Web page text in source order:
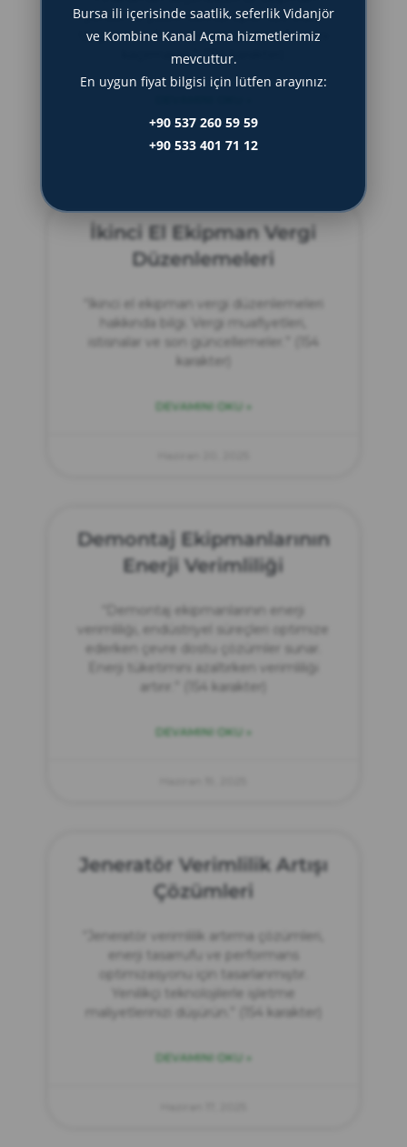
yenileme yatırımlarınızı optimize edin.
Uygun koşullarla işinizi büyütme fırsatını
kaçırmayın.” (154 karakter)
Haziran 20, 2025
İkinci El Ekipman Vergi
Düzenlemeleri
“İkinci el ekipman vergi düzenlemeleri
hakkında bilgi. Vergi muafiyetleri,
istisnalar ve son güncellemeler.” (154
karakter)
DEVAMINI OKU »
Demontaj Ekipmanlarının
Enerji Verimliliği
“Demontaj ekipmanlarının enerji
verimliliği, endüstriyel süreçleri optimize
ederken çevre dostu çözümler sunar.
Enerji tüketimini azaltırken verimliliği
artırır.” (154 karakter)
DEVAMINI OKU »
Jeneratör Verimlilik Artışı
Çözümleri
“Jeneratör verimlilik artırma çözümleri,
enerji tasarrufu ve performans
optimizasyonu için tasarlanmıştır.
Yenilikçi teknolojilerle işletme
maliyetlerinizi düşürün.” (154 karakter)
DEVAMINI OKU »
Bursa ili içerisinde saatlik, seferlik Vidanjör
ve Kombine Kanal Açma hizmetlerimiz
mevcuttur.
En uygun fiyat bilgisi için lütfen arayınız:
+90 537 260 59 59
+90 533 401 71 12